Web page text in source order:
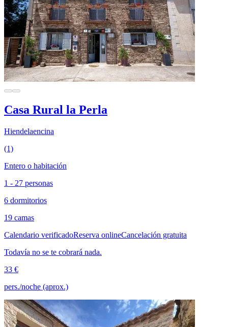
Casa Rural la Perla
Hiendelaencina
(1)
Entero o habitación
1 - 27 personas
6 dormitorios
19 camas
Calendario verificadoReserva onlineCancelación gratuita
Todavía no se te cobrará nada.
33 €
pers./noche (aprox.)